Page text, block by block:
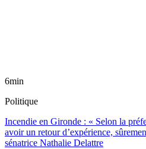
6min
Politique
Incendie en Gironde : « Selon la
avoir un retour d’expérience,
sénatrice Nathalie Delattre